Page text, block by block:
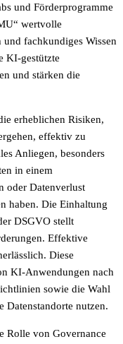
und Förderprogramme
wertvolle
fachkundiges Wissen
KI-gestützte
und stärken die
erheblichen Risiken,
effektiv zu
Anliegen, besonders
in einem
oder Datenverlust
haben. Die Einhaltung
DSGVO stellt
Effektive
Diese
KI-Anwendungen nach
sowie die Wahl
nutzen.
Rolle von Governance